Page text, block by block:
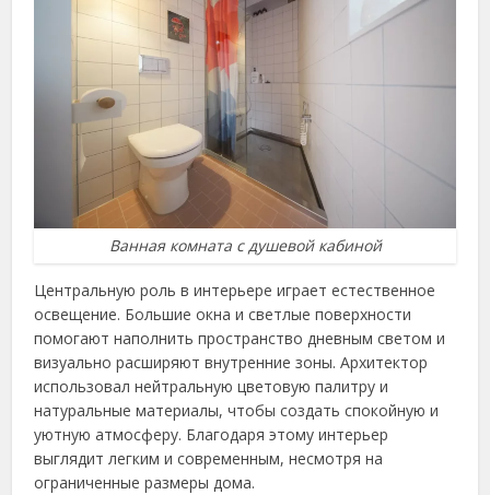
Ванная комната с душевой кабиной
Центральную роль в интерьере играет естественное
освещение. Большие окна и светлые поверхности
помогают наполнить пространство дневным светом и
визуально расширяют внутренние зоны. Архитектор
использовал нейтральную цветовую палитру и
натуральные материалы, чтобы создать спокойную и
уютную атмосферу. Благодаря этому интерьер
выглядит легким и современным, несмотря на
ограниченные размеры дома.